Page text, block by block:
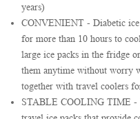
years)
CONVENIENT - Diabetic
for more than 10 hours to
large ice packs in the fridge
them anytime without worry
together with travel coolers
STABLE COOLING TIME -